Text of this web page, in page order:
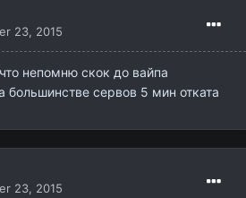
23, 2015
непомню скок до вайпа
большинстве сервов 5 мин отката
23, 2015